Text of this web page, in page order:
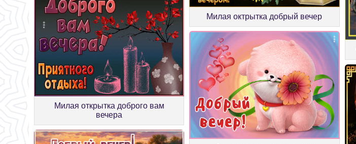
Милая октрытка добрый вечер
Милая открытка доброго вам
вечера